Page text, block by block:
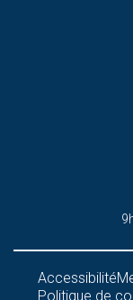
Accessibilité
Politique de